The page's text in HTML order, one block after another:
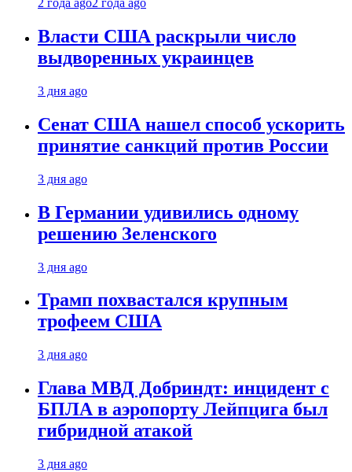
2 года ago2 года ago
Власти США раскрыли число
выдворенных украинцев
3 дня ago
Сенат США нашел способ ускорить
принятие санкций против России
3 дня ago
В Германии удивились одному
решению Зеленского
3 дня ago
Трамп похвастался крупным
трофеем США
3 дня ago
Глава МВД Добриндт: инцидент с
БПЛА в аэропорту Лейпцига был
гибридной атакой
3 дня ago